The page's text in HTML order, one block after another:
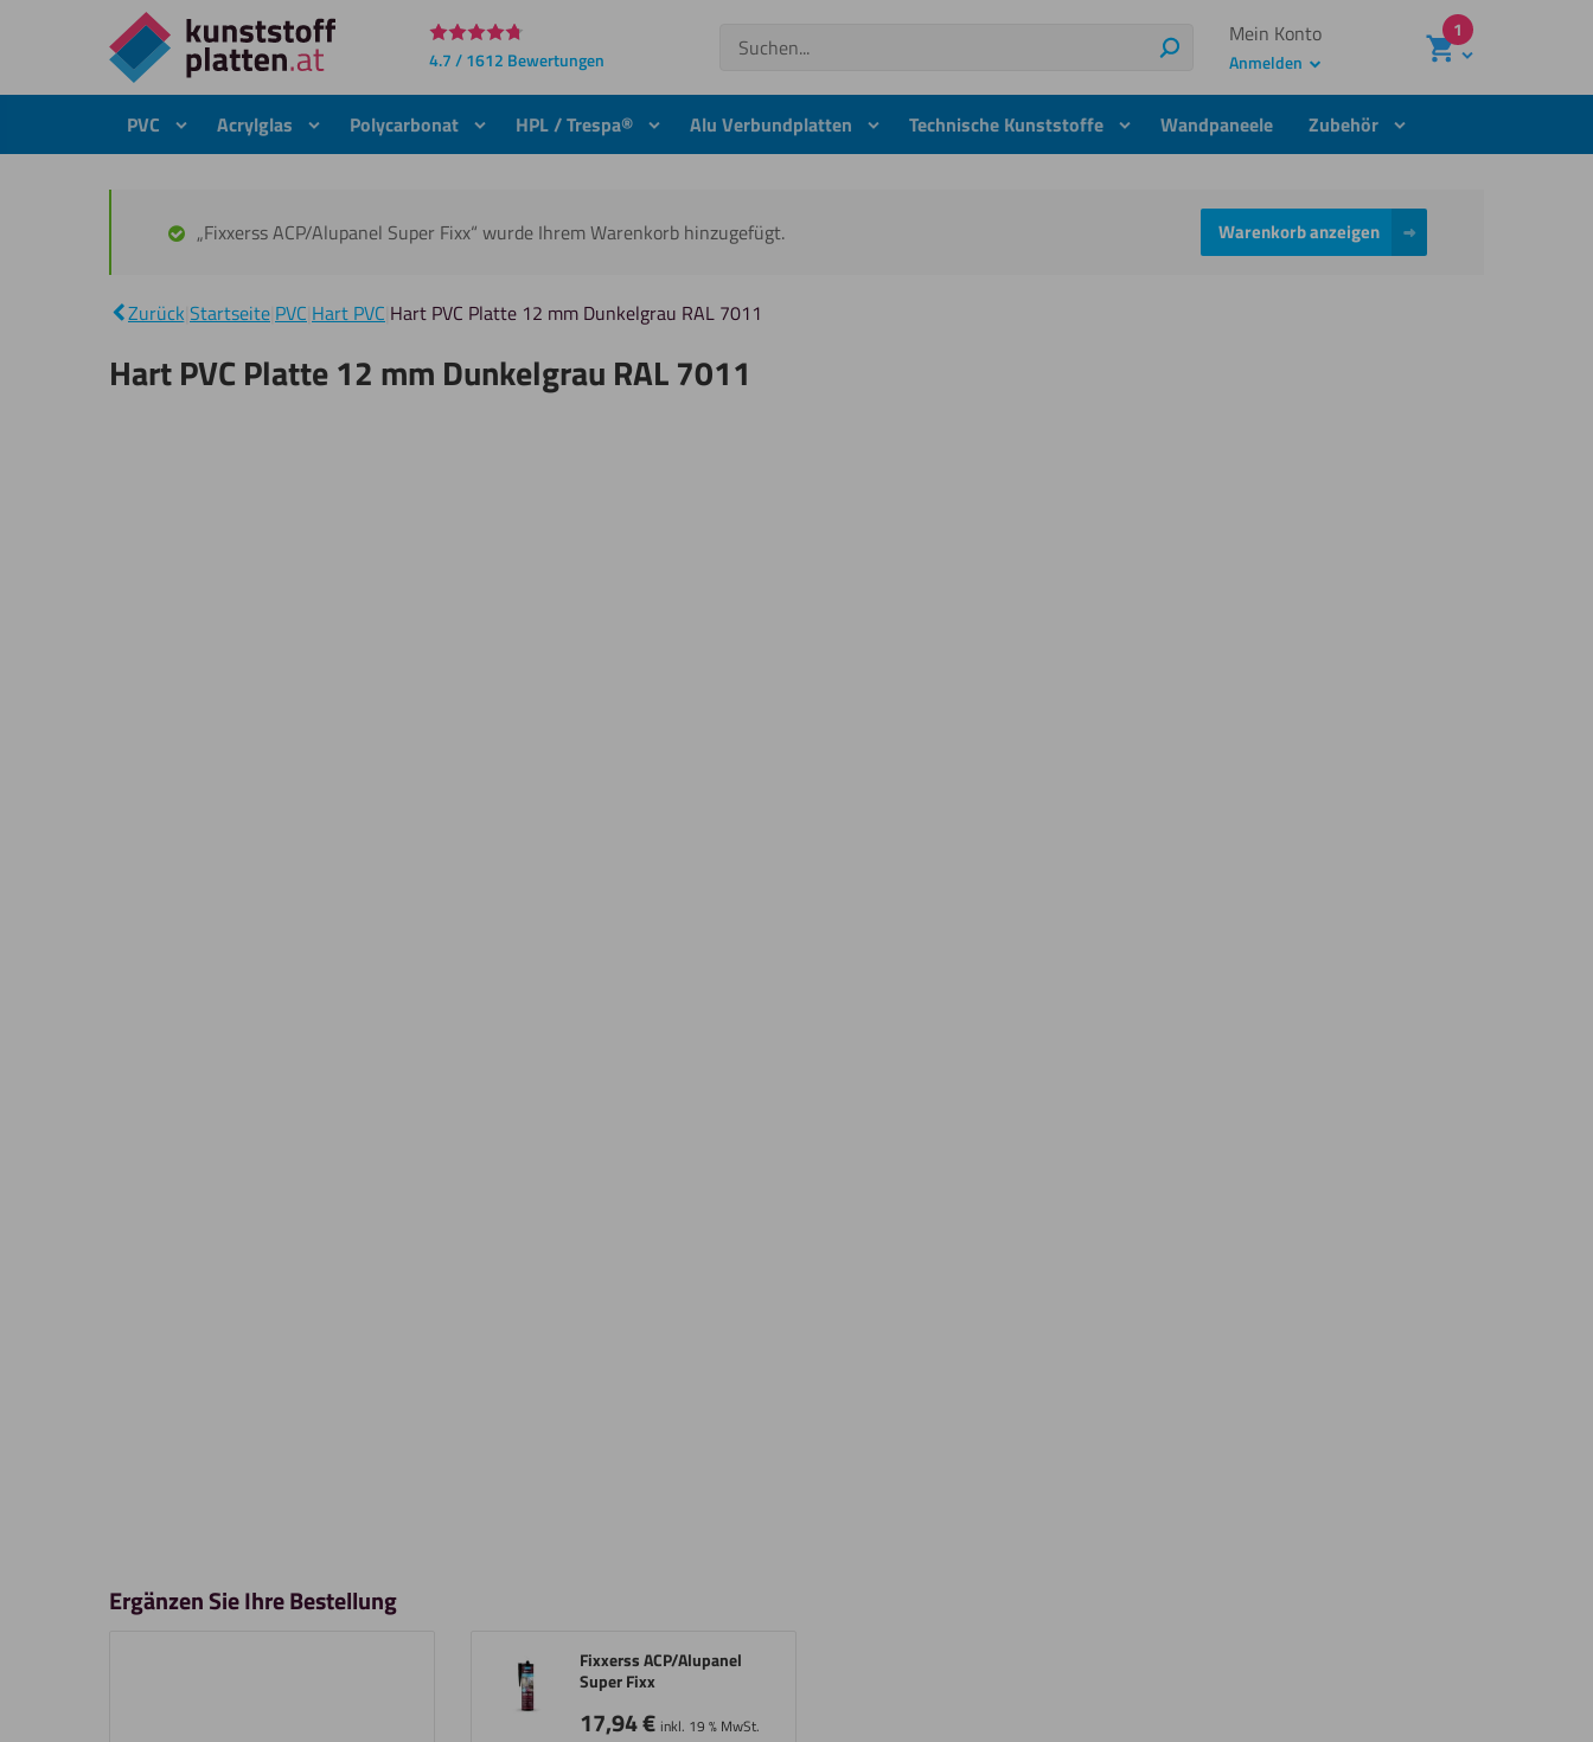
Direkt
zum
4.7 / 1612 Bewertungen
Suchen
Suchen
Mein Konto
Anmelden
1
PVC Acrylglas Polycarbonat HPL / Trespa® Alu Verbundplatten Technische Kunststoffe Wandpaneele Zubehör
„Fixxerss ACP/Alupanel Super Fixx“ wurde Ihrem Warenkorb hinzugefügt. Warenkorb anzeigen
Zurück Startseite PVC Hart PVC Hart PVC Platte 12 mm Dunkelgrau RAL 7011
Hart PVC Platte 12 mm Dunkelgrau RAL 7011
Ergänzen Sie Ihre Bestellung
Fixxerss ACP/Alupanel
Super Fixx
17,94€ inkl. 19 % MwSt.